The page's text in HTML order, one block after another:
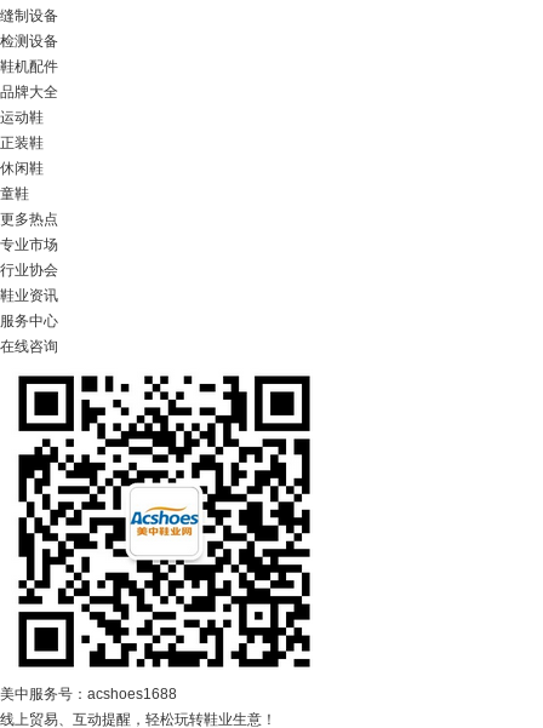
缝制设备
检测设备
鞋机配件
品牌大全
运动鞋
正装鞋
休闲鞋
童鞋
更多热点
专业市场
行业协会
鞋业资讯
服务中心
在线咨询
美中服务号：acshoes1688
线上贸易、互动提醒，轻松玩转鞋业生意！